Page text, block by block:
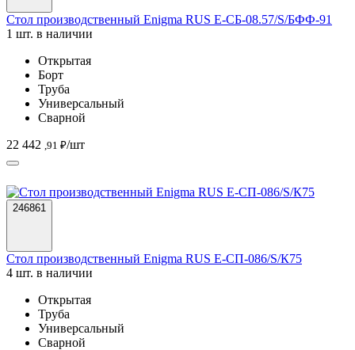
Стол производственный Enigma RUS Е-СБ-08.57/S/БФФ-91
1 шт. в наличии
Открытая
Борт
Труба
Универсальный
Сварной
22 442 ,91 ₽/шт
246861
Стол производственный Enigma RUS Е-СП-086/S/К75
4 шт. в наличии
Открытая
Труба
Универсальный
Сварной